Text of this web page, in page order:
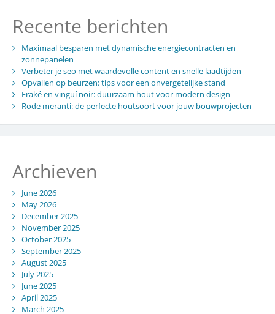
Recente berichten
Maximaal besparen met dynamische energiecontracten en
zonnepanelen
Verbeter je seo met waardevolle content en snelle laadtijden
Opvallen op beurzen: tips voor een onvergetelijke stand
Fraké en vinguí noir: duurzaam hout voor modern design
Rode meranti: de perfecte houtsoort voor jouw bouwprojecten
Archieven
June 2026
May 2026
December 2025
November 2025
October 2025
September 2025
August 2025
July 2025
June 2025
April 2025
March 2025